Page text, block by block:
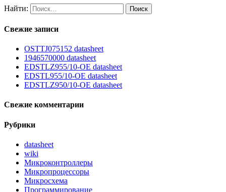
Найти:
Свежие записи
OSTTJ075152 datasheet
1946570000 datasheet
EDSTLZ955/10-OE datasheet
EDSTL955/10-OE datasheet
EDSTLZ950/10-OE datasheet
Свежие комментарии
Рубрики
datasheet
wiki
Микроконтроллеры
Микропроцессоры
Микросхема
Программирование